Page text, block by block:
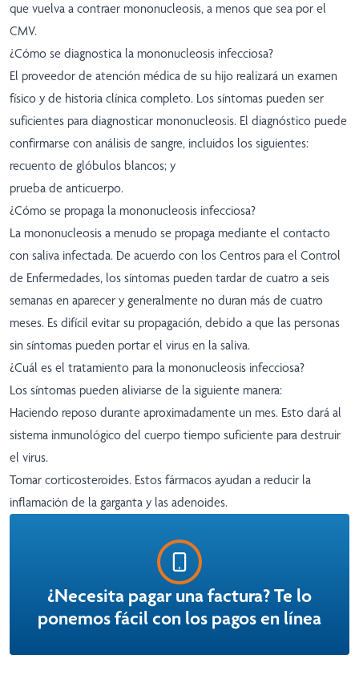
que vuelva a contraer mononucleosis, a menos que sea por el
CMV.
¿Cómo se diagnostica la mononucleosis infecciosa?
El proveedor de atención médica de su hijo realizará un examen
físico y de historia clínica completo. Los síntomas pueden ser
suficientes para diagnosticar mononucleosis. El diagnóstico puede
confirmarse con análisis de sangre, incluidos los siguientes:
recuento de glóbulos blancos; y
prueba de anticuerpo.
¿Cómo se propaga la mononucleosis infecciosa?
La mononucleosis a menudo se propaga mediante el contacto
con saliva infectada. De acuerdo con los Centros para el Control
de Enfermedades, los síntomas pueden tardar de cuatro a seis
semanas en aparecer y generalmente no duran más de cuatro
meses. Es difícil evitar su propagación, debido a que las personas
sin síntomas pueden portar el virus en la saliva.
¿Cuál es el tratamiento para la mononucleosis infecciosa?
Los síntomas pueden aliviarse de la siguiente manera:
Haciendo reposo durante aproximadamente un mes. Esto dará al
sistema inmunológico del cuerpo tiempo suficiente para destruir
el virus.
Tomar corticosteroides. Estos fármacos ayudan a reducir la
inflamación de la garganta y las adenoides.
¿Necesita pagar una factura? Te lo
ponemos fácil con los pagos en línea